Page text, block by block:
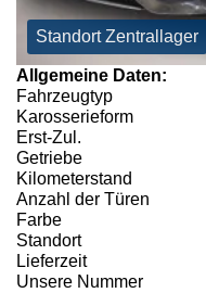
Standort Zentrallager
Allgemeine Daten:
Fahrzeugtyp
Karosserieform
Erst-Zul.
Getriebe
Kilometerstand
Anzahl der Türen
Farbe
Standort
Lieferzeit
Unsere Nummer